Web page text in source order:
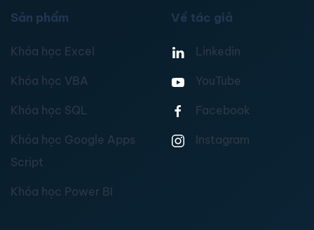
Sản phẩm
Khóa học Excel
Khóa học VBA
Khóa học SQL
Khóa học Google Apps
Script
Khóa học Power BI
Về tác giả
Linkedin
YouTube
Facebook
Instagram